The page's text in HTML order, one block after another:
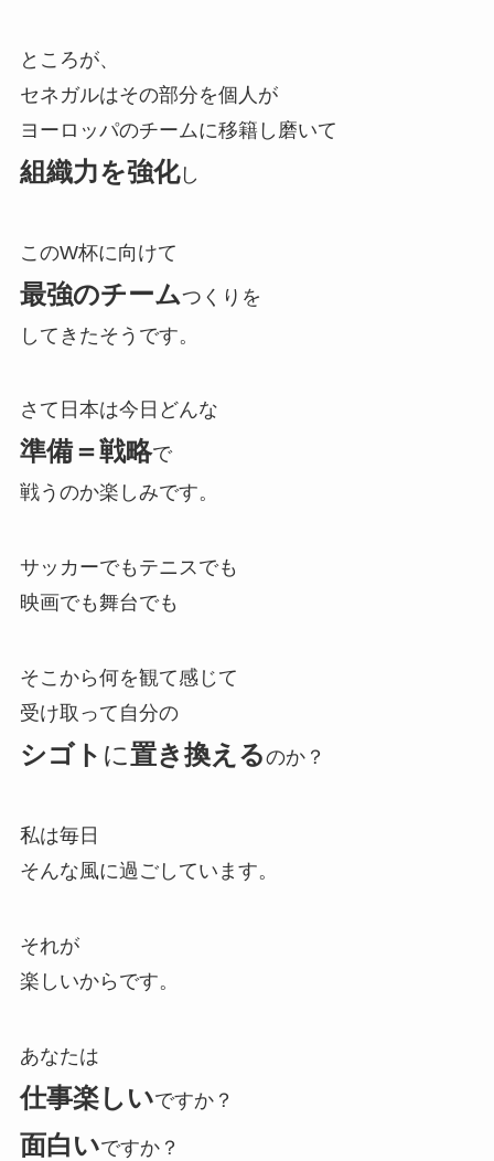
ところが、
セネガルはその部分を個人が
ヨーロッパのチームに移籍し磨いて
組織力を強化し
このW杯に向けて
最強のチームつくりを
してきたそうです。
さて日本は今日どんな
準備＝戦略で
戦うのか楽しみです。
サッカーでもテニスでも
映画でも舞台でも
そこから何を観て感じて
受け取って自分の
シゴト に置き換えるのか？
私は毎日
そんな風に過ごしています。
それが
楽しいからです。
あなたは
仕事楽しいですか？
面白いですか？